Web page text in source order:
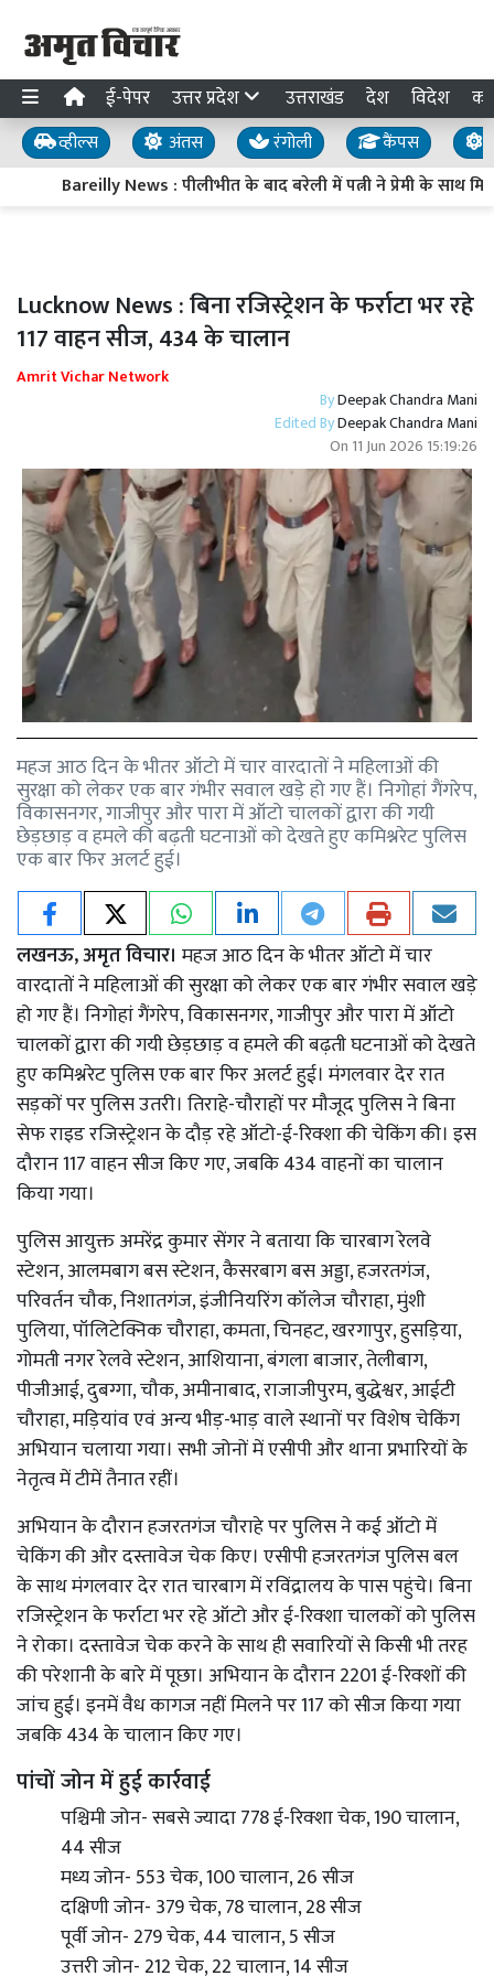
ई-पेपर उत्तर प्रदेश उत्तराखंड देश विदेश
व्हील्स अंतस रंगोली कैंपस
Bareilly News : पीलीभीत के बाद बरेली में पत्नी ने प्रेमी के साथ
Lucknow News : बिना रजिस्ट्रेशन के फर्राटा भर रहे
117 वाहन सीज, 434 के चालान
Amrit Vichar Network
ByDeepak Chandra Mani
Edited ByDeepak Chandra Mani
On 11 Jun 2026 15:19:26
महज आठ दिन के भीतर ऑटो में चार वारदातों ने महिलाओं की
सुरक्षा को लेकर एक बार गंभीर सवाल खड़े हो गए हैं। निगोहां गैंगरेप,
विकासनगर, गाजीपुर और पारा में ऑटो चालकों द्वारा की गयी
छेड़छाड़ व हमले की बढ़ती घटनाओं को देखते हुए कमिश्नरेट पुलिस
एक बार फिर अलर्ट हुई।
लखनऊ, अमृत विचार। महज आठ दिन के भीतर ऑटो में चार
वारदातों ने महिलाओं की सुरक्षा को लेकर एक बार गंभीर सवाल खड़े
हो गए हैं। निगोहां गैंगरेप, विकासनगर, गाजीपुर और पारा में ऑटो
चालकों द्वारा की गयी छेड़छाड़ व हमले की बढ़ती घटनाओं को देखते
हुए कमिश्नरेट पुलिस एक बार फिर अलर्ट हुई। मंगलवार देर रात
सड़कों पर पुलिस उतरी। तिराहे-चौराहों पर मौजूद पुलिस ने बिना
सेफ राइड रजिस्ट्रेशन के दौड़ रहे ऑटो-ई-रिक्शा की चेकिंग की। इस
दौरान 117 वाहन सीज किए गए, जबकि 434 वाहनों का चालान
किया गया।
पुलिस आयुक्त अमरेंद्र कुमार सेंगर ने बताया कि चारबाग रेलवे
स्टेशन, आलमबाग बस स्टेशन, कैसरबाग बस अड्डा, हजरतगंज,
परिवर्तन चौक, निशातगंज, इंजीनियरिंग कॉलेज चौराहा, मुंशी
पुलिया, पॉलिटेक्निक चौराहा, कमता, चिनहट, खरगापुर, हुसड़िया,
गोमती नगर रेलवे स्टेशन, आशियाना, बंगला बाजार, तेलीबाग,
पीजीआई, दुबग्गा, चौक, अमीनाबाद, राजाजीपुरम, बुद्धेश्वर, आईटी
चौराहा, मड़ियांव एवं अन्य भीड़-भाड़ वाले स्थानों पर विशेष चेकिंग
अभियान चलाया गया। सभी जोनों में एसीपी और थाना प्रभारियों के
नेतृत्व में टीमें तैनात रहीं।
अभियान के दौरान हजरतगंज चौराहे पर पुलिस ने कई ऑटो में
चेकिंग की और दस्तावेज चेक किए। एसीपी हजरतगंज पुलिस बल
के साथ मंगलवार देर रात चारबाग में रविंद्रालय के पास पहुंचे। बिना
रजिस्ट्रेशन के फर्राटा भर रहे ऑटो और ई-रिक्शा चालकों को पुलिस
ने रोका। दस्तावेज चेक करने के साथ ही सवारियों से किसी भी तरह
की परेशानी के बारे में पूछा। अभियान के दौरान 2201 ई-रिक्शों की
जांच हुई। इनमें वैध कागज नहीं मिलने पर 117 को सीज किया गया
जबकि 434 के चालान किए गए।
पांचों जोन में हुई कार्रवाई
पश्चिमी जोन- सबसे ज्यादा 778 ई-रिक्शा चेक, 190 चालान,
44 सीज
मध्य जोन- 553 चेक, 100 चालान, 26 सीज
दक्षिणी जोन- 379 चेक, 78 चालान, 28 सीज
पूर्वी जोन- 279 चेक, 44 चालान, 5 सीज
उत्तरी जोन- 212 चेक, 22 चालान, 14 सीज